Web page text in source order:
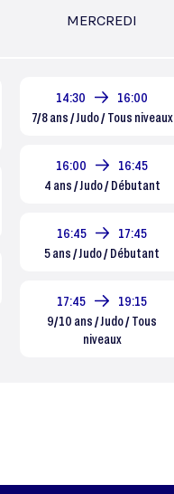
MERCREDI
14:30
16:00
7/8 ans / Judo / Tous niveaux
16:00
16:45
4 ans / Judo / Débutant
16:45
17:45
5 ans / Judo / Débutant
17:45
19:15
9/10 ans / Judo / Tous
niveaux